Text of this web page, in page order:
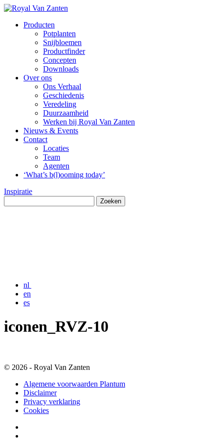
Producten
Potplanten
Snijbloemen
Productfinder
Concepten
Downloads
Over ons
Ons Verhaal
Geschiedenis
Veredeling
Duurzaamheid
Werken bij Royal Van Zanten
Nieuws & Events
Contact
Locaties
Team
Agenten
‘What’s b(l)ooming today’
Inspiratie
nl
en
es
iconen_RVZ-10
© 2026 - Royal Van Zanten
Algemene voorwaarden Plantum
Disclaimer
Privacy verklaring
Cookies